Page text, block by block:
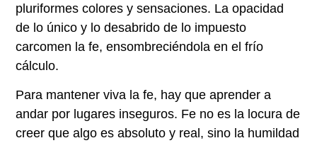
pluriformes colores y sensaciones. La opacidad
de lo único y lo desabrido de lo impuesto
carcomen la fe, ensombreciéndola en el frío
cálculo.
Para mantener viva la fe, hay que aprender a
andar por lugares inseguros. Fe no es la locura de
creer que algo es absoluto y real, sino la humildad